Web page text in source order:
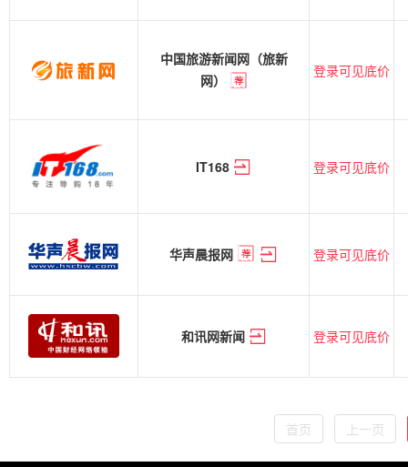
中国旅游新闻网（旅新
网）
登录可见底价
IT168 登录可见底价
华声晨报网 登录可见底价
和讯网新闻 登录可见底价
首页 上一页